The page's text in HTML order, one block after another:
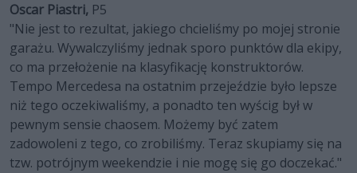
Oscar Piastri, P5
"Nie jest to rezultat, jakiego chcieliśmy po mojej stronie
garażu. Wywalczyliśmy jednak sporo punktów dla ekipy,
co ma przełożenie na klasyfikację konstruktorów.
Tempo Mercedesa na ostatnim przejeździe było lepsze
niż tego oczekiwaliśmy, a ponadto ten wyścig był w
pewnym sensie chaosem. Możemy być zatem
zadowoleni z tego, co zrobiliśmy. Teraz skupiamy się na
tzw. potrójnym weekendzie i nie mogę się go doczekać."